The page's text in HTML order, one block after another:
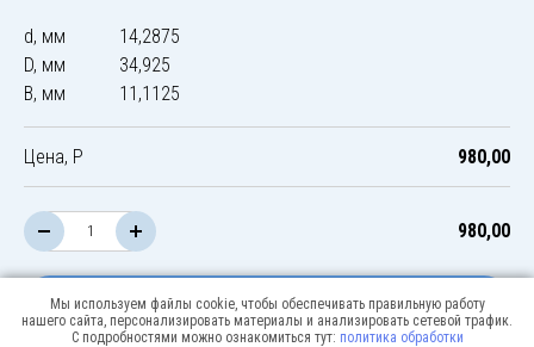
d, мм
14,2875
D, мм
34,925
B, мм
11,1125
Цена, Р 980,00
980,00
В корзину
Мы используем файлы cookie, чтобы обеспечивать правильную работу
нашего сайта, персонализировать материалы и анализировать сетевой трафик.
С подробностями можно ознакомиться тут: политика обработки